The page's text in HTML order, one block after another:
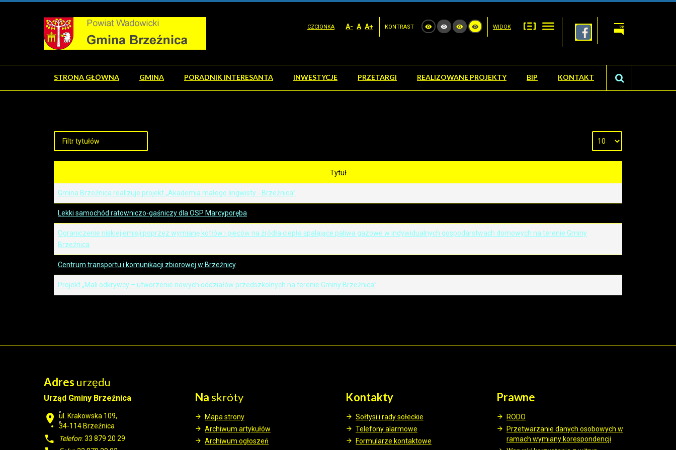
CZCIONKA A- A A+ KONTRAST WIDOK
STRONA GŁÓWNA GMINA PORADNIK INTERESANTA INWESTYCJE PRZETARGI REALIZOWANE PROJEKTY BIP KONTAKT
Tytuł
Gmina Brzeźnica realizuje projekt „Akademia małego lingwisty - Brzeźnica”
Lekki samochód ratowniczo-gaśniczy dla OSP Marcyporęba
Ograniczenie niskiej emisji poprzez wymianę kotłów i pieców na źródła ciepła spalające paliwa gazowe w indywidualnych gospodarstwach domowych na terenie Gminy
Brzeźnica
Centrum transportu i komunikacji zbiorowej w Brzeźnicy
Projekt „Mali odkrywcy – utworzenie nowych oddziałów przedszkolnych na terenie Gminy Brzeźnica”
Adres urzędu
Urząd Gminy Brzeźnica
ul. Krakowska 109,
34-114 Brzeźnica
Telefon: 33 879 20 29
Naskróty
Mapa strony
Archiwum artykułów
Archiwum ogłoszeń
Kontakty
Sołtysi i rady sołeckie
Telefony alarmowe
Formularze kontaktowe
Prawne
RODO
Przetwarzanie danych osobowych w
ramach wymiany korespondencji